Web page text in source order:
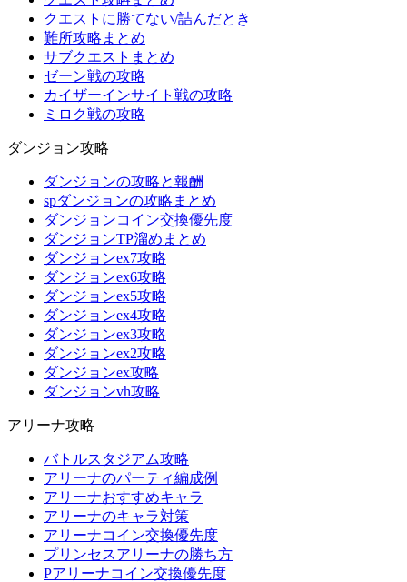
クエストに勝てない/詰んだとき
難所攻略まとめ
サブクエストまとめ
ゼーン戦の攻略
カイザーインサイト戦の攻略
ミロク戦の攻略
ダンジョン攻略
ダンジョンの攻略と報酬
spダンジョンの攻略まとめ
ダンジョンコイン交換優先度
ダンジョンTP溜めまとめ
ダンジョンex7攻略
ダンジョンex6攻略
ダンジョンex5攻略
ダンジョンex4攻略
ダンジョンex3攻略
ダンジョンex2攻略
ダンジョンex攻略
ダンジョンvh攻略
アリーナ攻略
バトルスタジアム攻略
アリーナのパーティ編成例
アリーナおすすめキャラ
アリーナのキャラ対策
アリーナコイン交換優先度
プリンセスアリーナの勝ち方
Pアリーナコイン交換優先度